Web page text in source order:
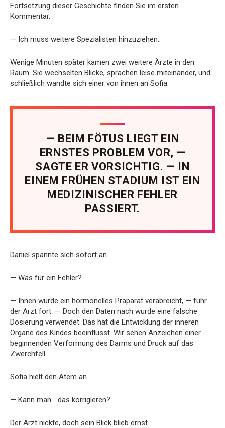
Fortsetzung dieser Geschichte finden Sie im ersten
Kommentar.
— Ich muss weitere Spezialisten hinzuziehen.
Wenige Minuten später kamen zwei weitere Ärzte in den
Raum. Sie wechselten Blicke, sprachen leise miteinander, und
schließlich wandte sich einer von ihnen an Sofia.
— BEIM FÖTUS LIEGT EIN
ERNSTES PROBLEM VOR, —
SAGTE ER VORSICHTIG. — IN
EINEM FRÜHEN STADIUM IST EIN
MEDIZINISCHER FEHLER
PASSIERT.
Daniel spannte sich sofort an.
— Was für ein Fehler?
— Ihnen wurde ein hormonelles Präparat verabreicht, — fuhr
der Arzt fort. — Doch den Daten nach wurde eine falsche
Dosierung verwendet. Das hat die Entwicklung der inneren
Organe des Kindes beeinflusst. Wir sehen Anzeichen einer
beginnenden Verformung des Darms und Druck auf das
Zwerchfell.
Sofia hielt den Atem an.
— Kann man… das korrigieren?
Der Arzt nickte, doch sein Blick blieb ernst.